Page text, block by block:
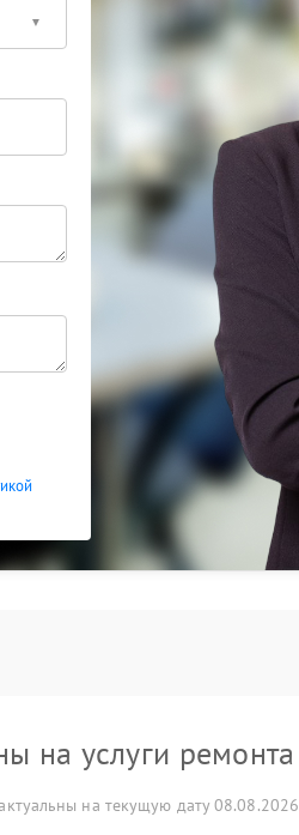
на услуги ремонта
на текущую дату 08.08.2026